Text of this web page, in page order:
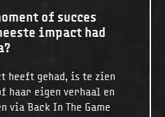
of succes
impact had
heeft gehad, is te zien
haar eigen verhaal en
via Back In The Game